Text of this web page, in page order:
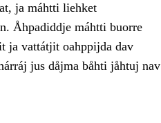
ja máhtti liehket
Åhpadiddje máhtti buorre
ja vattátjit oahppijda dav
jus dåjma båhti jåhtuj nav